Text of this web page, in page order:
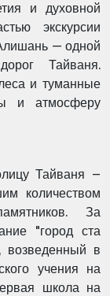
и духовной
экскурсии
— одной
Тайваня.
и туманные
и атмосферу
Тайваня –
количеством
За
"город ста
в
учения на
школа на